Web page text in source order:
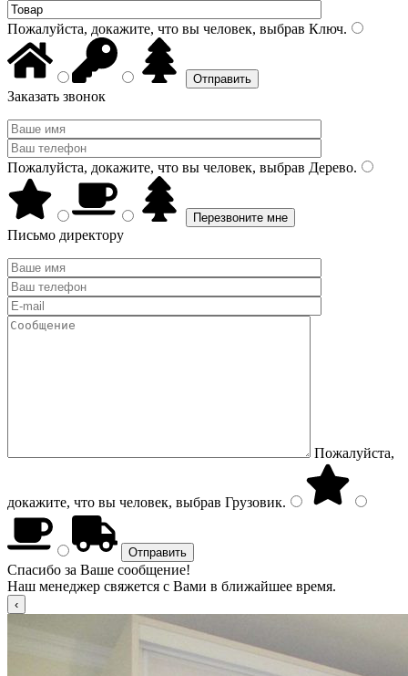
Пожалуйста, докажите, что вы человек, выбрав Ключ.
Заказать звонок
Пожалуйста, докажите, что вы человек, выбрав Дерево.
Письмо директору
Пожалуйста,
докажите, что вы человек, выбрав Грузовик.
Спасибо за Ваше сообщение!
Наш менеджер свяжется с Вами в ближайшее время.